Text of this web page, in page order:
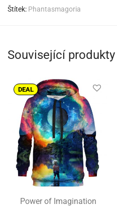
Štítek: Phantasmagoria
Související produkty
DEAL
Power of Imagination